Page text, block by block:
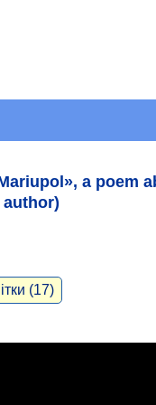
a poem
(17)